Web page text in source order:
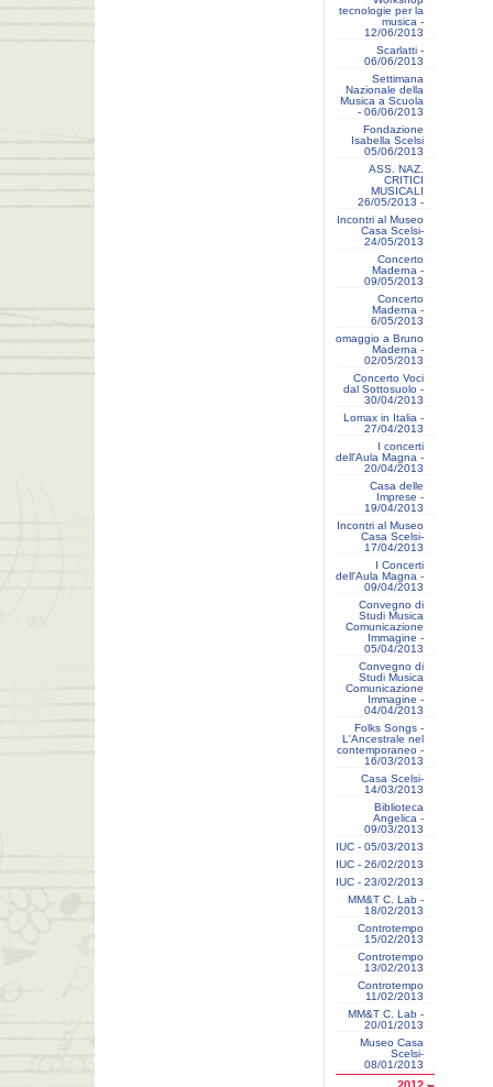
tecnologie per la
musica -
12/06/2013
Scarlatti -
06/06/2013
Settimana
Nazionale della
Musica a Scuola
- 06/06/2013
Fondazione
Isabella Scelsi
05/06/2013
ASS. NAZ.
CRITICI
MUSICALI
26/05/2013 -
Incontri al Museo
Casa Scelsi-
24/05/2013
Concerto
Maderna -
09/05/2013
Concerto
Maderna -
6/05/2013
omaggio a Bruno
Maderna -
02/05/2013
Concerto Voci
dal Sottosuolo -
30/04/2013
Lomax in Italia -
27/04/2013
I concerti
dell'Aula Magna -
20/04/2013
Casa delle
Imprese -
19/04/2013
Incontri al Museo
Casa Scelsi-
17/04/2013
I Concerti
dell'Aula Magna -
09/04/2013
Convegno di
Studi Musica
Comunicazione
Immagine -
05/04/2013
Convegno di
Studi Musica
Comunicazione
Immagine -
04/04/2013
Folks Songs -
L'Ancestrale nel
contemporaneo -
16/03/2013
Casa Scelsi-
14/03/2013
Biblioteca
Angelica -
09/03/2013
IUC - 05/03/2013
IUC - 26/02/2013
IUC - 23/02/2013
MM&T C. Lab -
18/02/2013
Controtempo
15/02/2013
Controtempo
13/02/2013
Controtempo
11/02/2013
MM&T C. Lab -
20/01/2013
Museo Casa
Scelsi-
08/01/2013